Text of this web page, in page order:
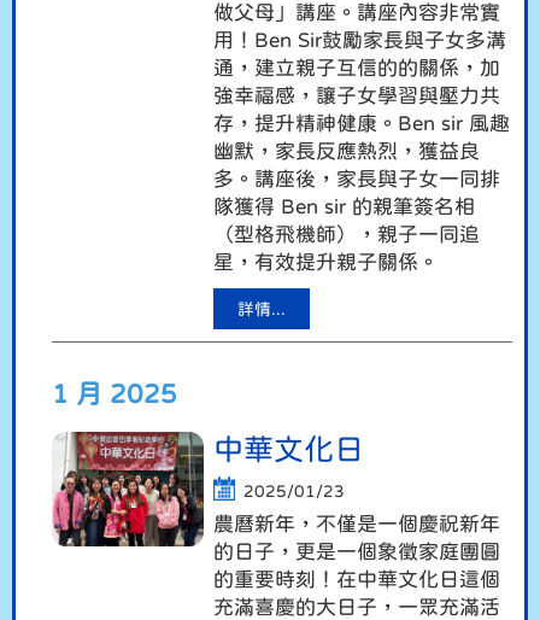
做父母」講座。講座內容非常實
用！Ben Sir鼓勵家長與子女多溝
通，建立親子互信的的關係，加
強幸福感，讓子女學習與壓力共
存，提升精神健康。Ben sir 風趣
幽默，家長反應熱烈，獲益良
多。講座後，家長與子女一同排
隊獲得 Ben sir 的親筆簽名相
（型格飛機師），親子一同追
星，有效提升親子關係。
詳情...
1 月 2025
中華文化日
2025/01/23
農曆新年，不僅是一個慶祝新年
的日子，更是一個象徵家庭團圓
的重要時刻！在中華文化日這個
充滿喜慶的大日子，一眾充滿活